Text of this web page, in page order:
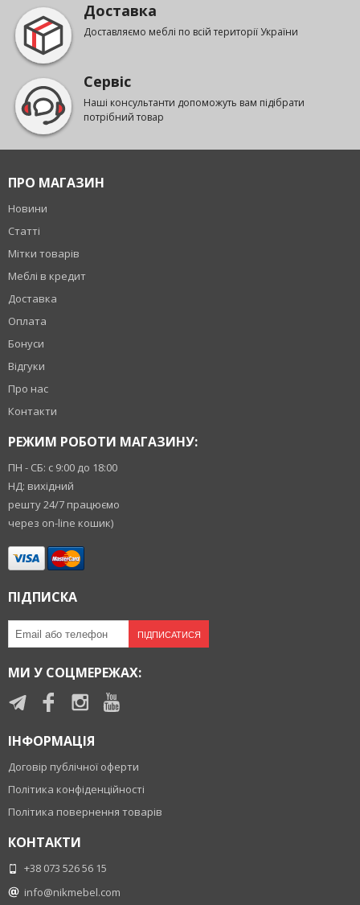
Доставка
Доставляємо меблі по всій території України
Сервіс
Наші консультанти допоможуть вам підібрати
потрібний товар
ПРО МАГАЗИН
Новини
Статті
Мітки товарів
Меблі в кредит
Доставка
Оплата
Бонуси
Відгуки
Про нас
Контакти
РЕЖИМ РОБОТИ МАГАЗИНУ:
ПН - СБ: с 9:00 до 18:00
НД: вихідний
решту 24/7 працюємо
через on-line кошик)
ПІДПИСКА
ПІДПИСАТИСЯ
МИ У СОЦМЕРЕЖАХ:
ІНФОРМАЦІЯ
Договір публічної оферти
Політика конфіденційності
Політика повернення товарів
КОНТАКТИ
+38 073 526 56 15
info@nikmebel.com